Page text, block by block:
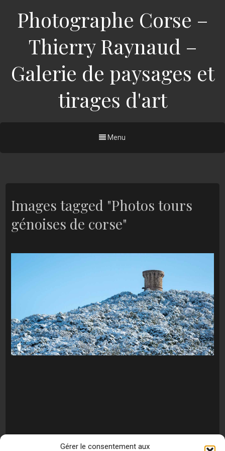
Gérer le consentement aux
Photographe Corse –
Thierry Raynaud –
Galerie de paysages et
tirages d'art
Menu
Images tagged "Photos tours
génoises de corse"